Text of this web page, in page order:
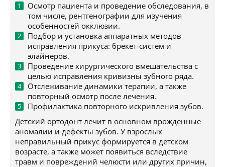
Осмотр пациента и проведение обследования, в
том числе, рентгенографии для изучения
особенностей окклюзии.
Подбор и установка аппаратных методов
исправления прикуса: брекет-систем и
элайнеров.
Проведение хирургического вмешательства с
целью исправления кривизны зубного ряда.
Отслеживание динамики терапии, а также
повторный осмотр после лечения.
Профилактика повторного искривления зубов.
Детский ортодонт лечит в основном врожденные
аномалии и дефекты зубов. У взрослых
неправильный прикус формируется в детском
возрасте, а также может появиться вследствие
травм и повреждений челюсти или других причин,